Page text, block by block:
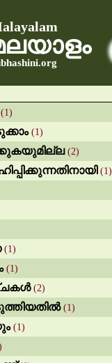
(1)
(1)
(2)
(1)
(1)
(1)
(2)
(1)
(1)